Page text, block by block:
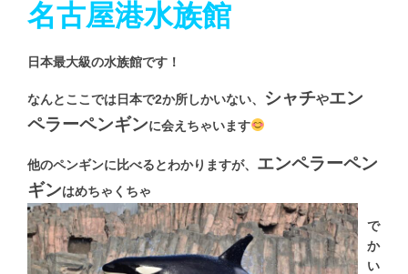
名古屋港水族館
日本最大級の水族館です！
なんとここでは日本で2か所しかいない、 シャチやエン
ペラーペンギンに会えちゃいます
他のペンギンに比べるとわかりますが、 エンペラーペン
ギンはめちゃくちゃ
で
か
い